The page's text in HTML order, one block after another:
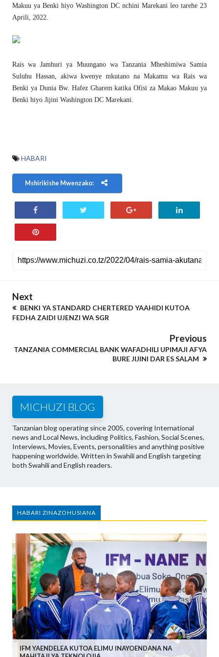
Makuu ya Benki hiyo Washington DC nchini Marekani leo tarehe 23
Aprili, 2022.
Rais wa Jamhuri ya Muungano wa Tanzania Mheshimiwa Samia
Suluhu Hassan, akiwa kwenye mkutano na Makamu wa Rais wa
Benki ya Dunia Bw. Hafez Gharem katika Ofisi za Makao Makuu ya
Benki hiyo Jijini Washington DC Marekani.
HABARI
Mshirikishe Mwenzako:
Next
BENKI YA STANDARD CHERTERED YAAHIDI KUTOA
FEDHA ZAIDI UJENZI WA SGR
Previous
TANZANIA COMMERCIAL BANK WAFADHILI UPIMAJI AFYA
BURE JIJINI DAR ES SALAM
MICHUZI BLOG
Tanzanian blog operating since 2005, covering International
news and Local News, including Politics, Fashion, Social Scenes,
Interviews, Movies, Events, personalities and anything positive
happening worldwide. Written in Swahili and English targeting
both Swahili and English readers.
HABARI ZINAZOHUSIANA
IFM YAENDELEA KUTOA ELIMU INAYOENDANA NA